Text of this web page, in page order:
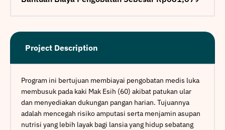
Project Description
Program ini bertujuan membiayai pengobatan medis luka
membusuk pada kaki Mak Esih (60) akibat patukan ular
dan menyediakan dukungan pangan harian. Tujuannya
adalah mencegah risiko amputasi serta menjamin asupan
nutrisi yang lebih layak bagi lansia yang hidup sebatang